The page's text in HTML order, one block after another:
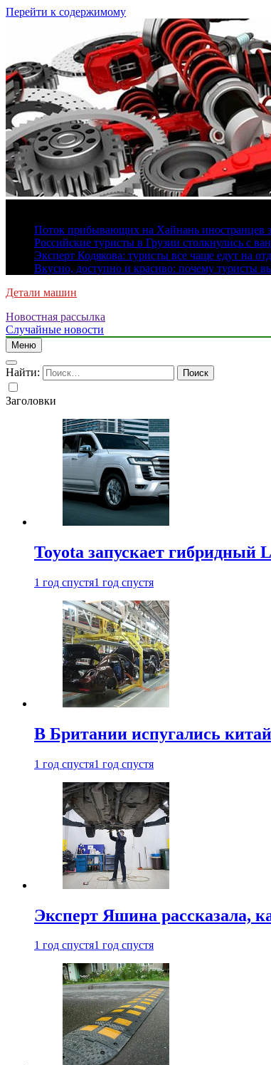
Перейти к содержимому
Поток прибывающих на Хайнань иностранцев
Российские туристы в Грузии столкнулись с
Эксперт Кодякова: туристы все чаще едут на
Вкусно, доступно и красиво: почему туристы
Детали машин
Новостная рассылка
Случайные новости
Меню
Найти:
Заголовки
Toyota запускает гибридный
1 год спустя1 год спустя
В Британии испугались
1 год спустя1 год спустя
Эксперт Яшина рассказала,
1 год спустя1 год спустя